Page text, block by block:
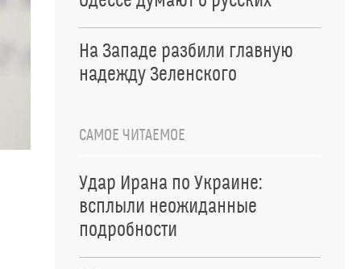
На Западе разбили главную
надежду Зеленского
САМОЕ ЧИТАЕМОЕ
Удар Ирана по Украине:
всплыли неожиданные
подробности